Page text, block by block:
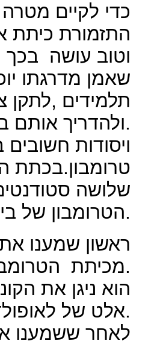
כדי לקיים מטרה
התזמורת כיתת
וטוב עושה בכך
שאמן מדרגתו
תלמידים ,לתקן
.ולהדריך אותם
ויסודות חשובים
טרומבון.בכתת
שלושה
הטרומבון של ביה'ס.
ראשון שמענו
מכיתת הטרומבון של ניר ארז.
הוא ניגן את
אלט של לאופולד מוצרט.